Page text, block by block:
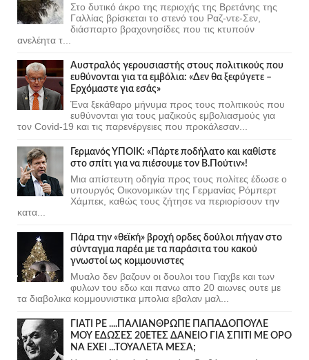
Στο δυτικό άκρο της περιοχής της Βρετάνης της
Γαλλίας βρίσκεται το στενό του Ραζ-ντε-Σεν,
διάσπαρτο βραχονησίδες που τις κτυπούν
ανελέητα τ...
Αυστραλός γερουσιαστής στους πολιτικούς που
ευθύνονται για τα εμβόλια: «Δεν θα ξεφύγετε –
Ερχόμαστε για εσάς»
Ένα ξεκάθαρο μήνυμα προς τους πολιτικούς που
ευθύνονται για τους μαζικούς εμβολιασμούς για
τον Covid-19 και τις παρενέργειες που προκάλεσαν...
Γερμανός ΥΠΟΙΚ: «Πάρτε ποδήλατο και καθίστε
στο σπίτι για να πιέσουμε τον Β.Πούτιν»!
Μια απίστευτη οδηγία προς τους πολίτες έδωσε ο
υπουργός Οικονομικών της Γερμανίας Ρόμπερτ
Χάμπεκ, καθώς τους ζήτησε να περιορίσουν την
κατα...
Πάρα την «θεϊκή» βροχή ορδες δούλοι πήγαν στο
σύνταγμα παρέα με τα παράσιτα του κακού
γνωστοί ως κομμουνιστες
Μυαλο δεν βαζουν οι δουλοι του Γιαχβε και των
φυλων του εδω και πανω απο 20 αιωνες ουτε με
τα διαβολικα κομμουνιστικα μπολια εβαλαν μαλ...
ΓΙΑΤΙ ΡΕ ....ΠΑΛΙΑΝΘΡΩΠΕ ΠΑΠΑΔΟΠΟΥΛΕ
ΜΟΥ ΕΔΩΣΕΣ 20ΕΤΕΣ ΔΑΝΕΙΟ ΓΙΑ ΣΠΙΤΙ ΜΕ ΟΡΟ
ΝΑ ΕΧΕΙ ...ΤΟΥΑΛΕΤΑ ΜΕΣΑ;